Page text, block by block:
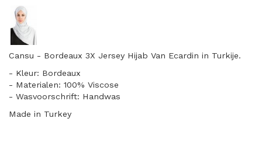
Cansu - Bordeaux 3X Jersey Hijab Van Ecardin in Turkije.
- Kleur: Bordeaux
- Materialen: 100% Viscose
- Wasvoorschrift: Handwas
Made in Turkey